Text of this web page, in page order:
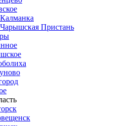
Чарышская Пристань